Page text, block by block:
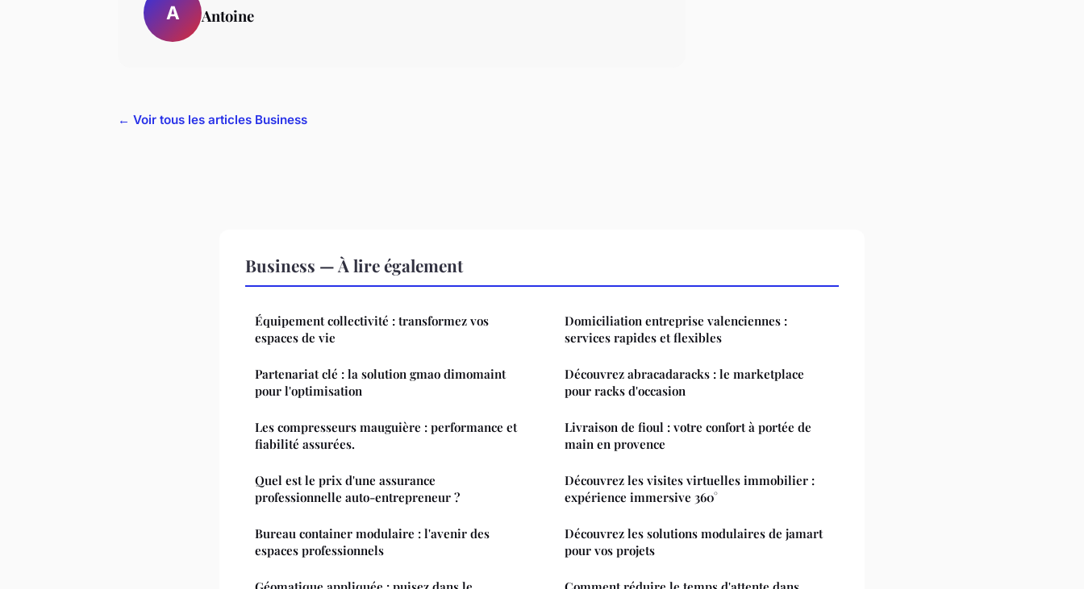
A Antoine
← Voir tous les articles Business
Business — À lire également
Équipement collectivité : transformez vos
espaces de vie
Partenariat clé : la solution gmao dimomaint
pour l'optimisation
Les compresseurs mauguière : performance et
fiabilité assurées.
Quel est le prix d'une assurance
professionnelle auto-entrepreneur ?
Bureau container modulaire : l'avenir des
espaces professionnels
Domiciliation entreprise valenciennes :
services rapides et flexibles
Découvrez abracadaracks : le marketplace
pour racks d'occasion
Livraison de fioul : votre confort à portée de
main en provence
Découvrez les visites virtuelles immobilier :
expérience immersive 360°
Découvrez les solutions modulaires de jamart
pour vos projets